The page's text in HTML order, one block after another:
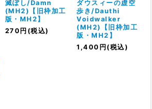
滅ぼし/Damn
(MH2)【旧枠加工
版・MH2】
270 円 (税込)
ダウスィーの虚空
歩き/Dauthi
Voidwalker
(MH2)【旧枠加工
版・MH2】
1,400 円 (税込)